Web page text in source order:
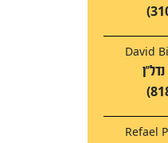
David
נדל"ן
Refael